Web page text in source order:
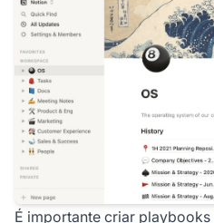
É importante criar playbooks